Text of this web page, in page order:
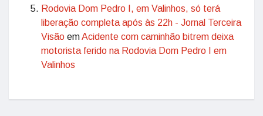
Rodovia Dom Pedro I, em Valinhos, só terá
liberação completa após às 22h - Jornal Terceira
Visão emAcidente com caminhão bitrem deixa
motorista ferido na Rodovia Dom Pedro I em
Valinhos